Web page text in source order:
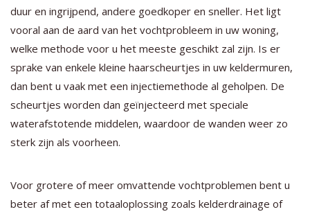
duur en ingrijpend, andere goedkoper en sneller. Het ligt
vooral aan de aard van het vochtprobleem in uw woning,
welke methode voor u het meeste geschikt zal zijn. Is er
sprake van enkele kleine haarscheurtjes in uw keldermuren,
dan bent u vaak met een injectiemethode al geholpen. De
scheurtjes worden dan geïnjecteerd met speciale
waterafstotende middelen, waardoor de wanden weer zo
sterk zijn als voorheen.
Voor grotere of meer omvattende vochtproblemen bent u
beter af met een totaaloplossing zoals kelderdrainage of